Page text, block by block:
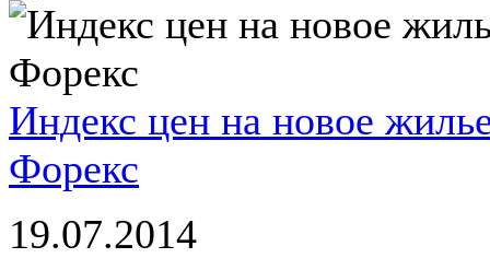
Индекс цен на новое
Форекс
19.07.2014